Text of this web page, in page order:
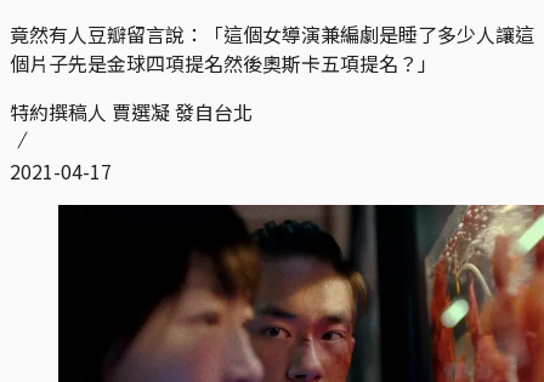
竟然有人豆瓣留言說：「這個女導演兼編劇是睡了多少人讓這
個片子先是金球四項提名然後奧斯卡五項提名？」
特約撰稿人 賈選凝 發自台北
2021-04-17